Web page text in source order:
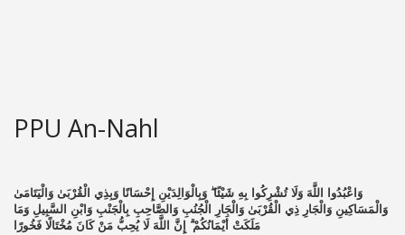
PPU An-Nahl
وَاعْبُدُوا اللَّهَ وَلَا تُشْرِكُوا بِهِ شَيْئًا ۖ وَبِالْوَالِدَيْنِ إِحْسَانًا وَبِذِي الْقُرْبَىٰ وَالْيَتَامَىٰ
وَالْمَسَاكِينِ وَالْجَارِ ذِي الْقُرْبَىٰ وَالْجَارِ الْجُنُبِ وَالصَّاحِبِ بِالْجَنْبِ وَابْنِ السَّبِيلِ وَمَا
مَلَكَتْ أَيْمَانُكُمْ ۗ إِنَّ اللَّهَ لَا يُحِبُّ مَنْ كَانَ مُخْتَالًا فَخُورًا